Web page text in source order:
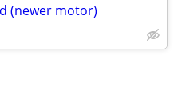
(newer motor)